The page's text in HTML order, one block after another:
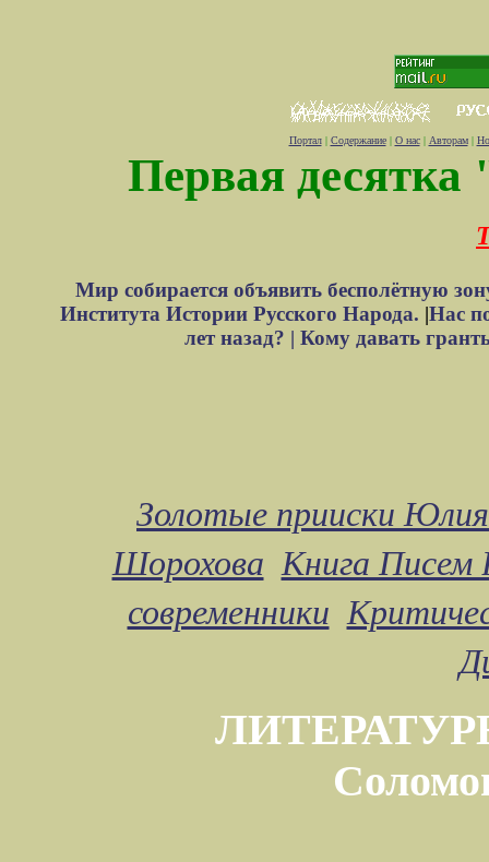
Портал| Содержание| О нас| Авторам|
Первая десятка
Мир собирается объявить бесполётную
Института Истории Русского Народа. |Нас
лет назад? | Кому давать
Золотые прииски
Шорохова Книга Писем
современники